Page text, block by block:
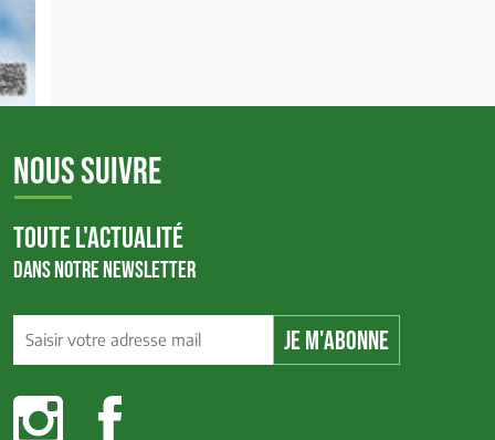
NOUS SUIVRE
TOUTE L'ACTUALITÉ
DANS NOTRE NEWSLETTER